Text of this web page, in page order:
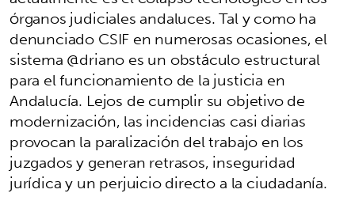
órganos judiciales andaluces. Tal y como ha
denunciado CSIF en numerosas ocasiones, el
sistema @driano es un obstáculo estructural
para el funcionamiento de la justicia en
Andalucía. Lejos de cumplir su objetivo de
modernización, las incidencias casi diarias
provocan la paralización del trabajo en los
juzgados y generan retrasos, inseguridad
jurídica y un perjuicio directo a la ciudadanía.